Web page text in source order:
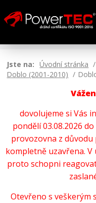
Jste na: Úvodní stránka
Doblo (2001-2010)
dovolujeme si Vás
pondělí 03.08.2026
provozovna z
kompletně uzavřena.
proto schopni
Otevřeno s veškerým